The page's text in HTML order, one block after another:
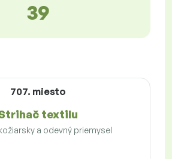
39
707. miesto
textilu
a odevný priemysel